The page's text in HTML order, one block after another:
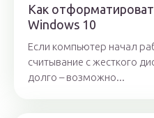
Как
Windows 10
Если компьютер начал
считывание с жесткого
долго – возможно...